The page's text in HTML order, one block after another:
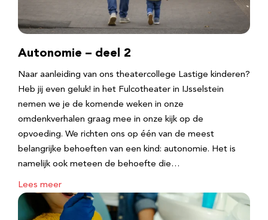
Autonomie – deel 2
Naar aanleiding van ons theatercollege Lastige kinderen?
Heb jij even geluk! in het Fulcotheater in IJsselstein
nemen we je de komende weken in onze
omdenkverhalen graag mee in onze kijk op de
opvoeding. We richten ons op één van de meest
belangrijke behoeften van een kind: autonomie. Het is
namelijk ook meteen de behoefte die…
Lees meer